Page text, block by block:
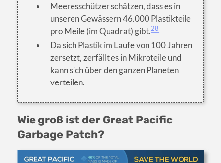
Meeresschützer schätzen, dass es in
unseren Gewässern 46.000 Plastikteile
pro Meile (im Quadrat) gibt.28
Da sich Plastik im Laufe von 100 Jahren
zersetzt, zerfällt es in Mikroteile und
kann sich über den ganzen Planeten
verteilen.
Wie groß ist der Great Pacific
Garbage Patch?